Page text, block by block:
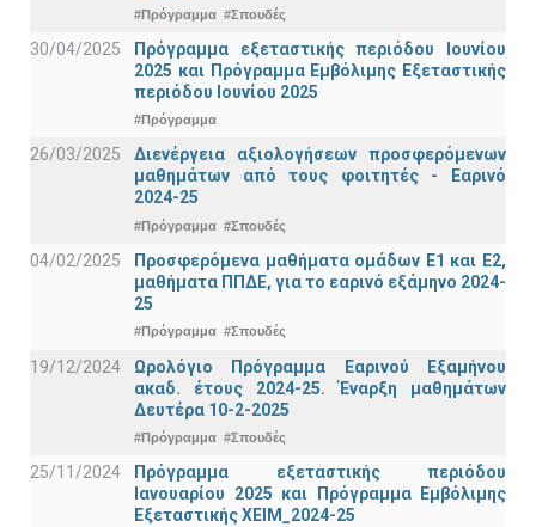
#Πρόγραμμα #Σπουδές
30/04/2025
Πρόγραμμα εξεταστικής περιόδου Ιουνίου
2025 και Πρόγραμμα Εμβόλιμης Εξεταστικής
περιόδου Ιουνίου 2025
#Πρόγραμμα
26/03/2025
Διενέργεια αξιολογήσεων προσφερόμενων
μαθημάτων από τους φοιτητές - Εαρινό
2024-25
#Πρόγραμμα #Σπουδές
04/02/2025
Προσφερόμενα μαθήματα ομάδων Ε1 και Ε2,
μαθήματα ΠΠΔΕ, για το εαρινό εξάμηνο 2024-
25
#Πρόγραμμα #Σπουδές
19/12/2024
Ωρολόγιο Πρόγραμμα Εαρινού Εξαμήνου
ακαδ. έτους 2024-25. Έναρξη μαθημάτων
Δευτέρα 10-2-2025
#Πρόγραμμα #Σπουδές
25/11/2024
Πρόγραμμα εξεταστικής περιόδου
Ιανουαρίου 2025 και Πρόγραμμα Εμβόλιμης
Εξεταστικής ΧΕΙΜ_2024-25